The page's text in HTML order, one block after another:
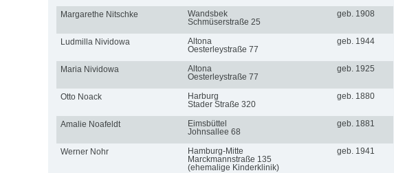
Margarethe Nitschke
Wandsbek
Schmüserstraße 25
geb. 1908
Ludmilla Nividowa
Altona
Oesterleystraße 77
geb. 1944
Maria Nividowa
Altona
Oesterleystraße 77
geb. 1925
Otto Noack
Harburg
Stader Straße 320
geb. 1880
Amalie Noafeldt
Eimsbüttel
Johnsallee 68
geb. 1881
Werner Nohr
Hamburg-Mitte
Marckmannstraße 135
(ehemalige Kinderklinik)
geb. 1941